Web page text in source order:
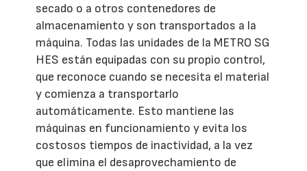
secado o a otros contenedores de
almacenamiento y son transportados a la
máquina. Todas las unidades de la METRO SG
HES están equipadas con su propio control,
que reconoce cuando se necesita el material
y comienza a transportarlo
automáticamente. Esto mantiene las
máquinas en funcionamiento y evita los
costosos tiempos de inactividad, a la vez
que elimina el desaprovechamiento de